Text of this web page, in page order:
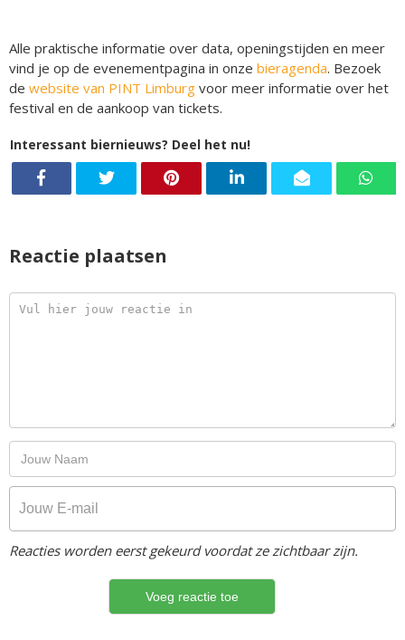
Alle praktische informatie over data, openingstijden en meer
vind je op de evenementpagina in onze bieragenda. Bezoek
de website van PINT Limburg voor meer informatie over het
festival en de aankoop van tickets.
Interessant biernieuws? Deel het nu!
Reactie plaatsen
Reacties worden eerst gekeurd voordat ze zichtbaar zijn.